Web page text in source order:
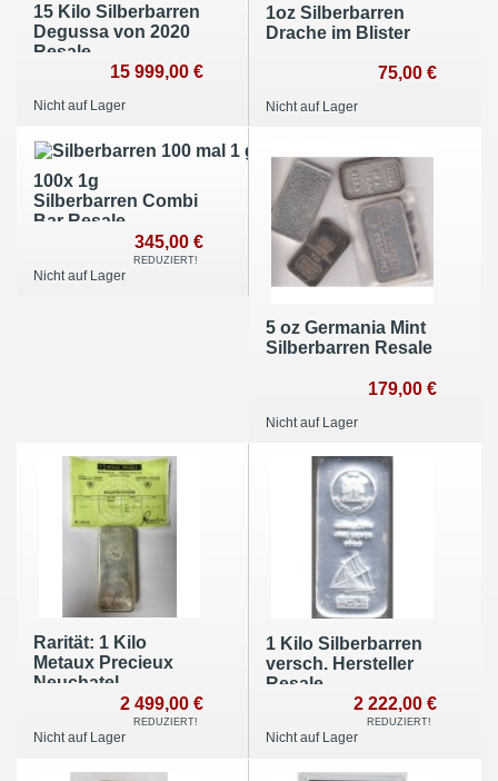
15 Kilo Silberbarren
Degussa von 2020
Resale
15 999,00 €
Nicht auf Lager
1oz Silberbarren
Drache im Blister
75,00 €
Nicht auf Lager
100x 1g
Silberbarren Combi
Bar Resale
345,00 €
REDUZIERT!
Nicht auf Lager
5 oz Germania Mint
Silberbarren Resale
179,00 €
Nicht auf Lager
Rarität: 1 Kilo
Metaux Precieux
Neuchatel
Silberbarren mit
2 499,00 €
REDUZIERT!
Nicht auf Lager
1 Kilo Silberbarren
versch. Hersteller
Resale
2 222,00 €
REDUZIERT!
Nicht auf Lager